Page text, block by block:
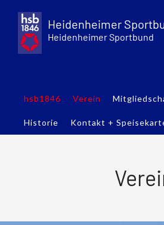
content
Heidenheimer
Heidenheimer Sportbund
hsb1846 Verein
Historie Kontakt +